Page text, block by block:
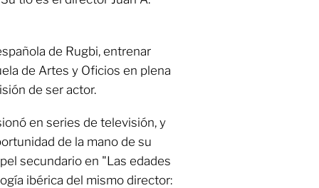
de Rugbi, entrenar
de Artes y Oficios en plena
de ser actor.
en series de televisión, y
de la mano de su
secundario en "Las edades
ibérica del mismo director: